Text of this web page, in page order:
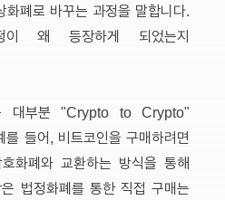
화폐로 바꾸는 과정을 말합니다.
이 왜 등장하게 되었는지
대부분 "Crypto to Crypto"
를 들어, 비트코인을 구매하려면
화폐와 교환하는 방식을 통해
법정화폐를 통한 직접 구매는